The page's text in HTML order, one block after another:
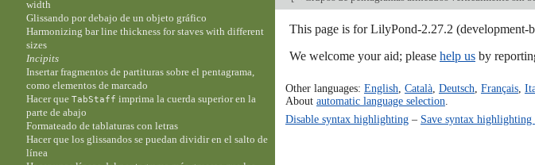
This page is for LilyPond-2.27.2 (development-
We welcome your aid; please help us by
Other languages: English Català, Deutsch Français,
About automatic language selection
Disable syntax highlighting– Save syntax highlighting
width
Glissando por debajo de un objeto gráfico
Harmonizing bar line thickness for staves with different
sizes
Incipits
Insertar fragmentos de partituras sobre el pentagrama,
como elementos de marcado
Hacer queTabStaff imprima la cuerda superior en la
parte de abajo
Formateado de tablaturas con letras
Hacer que los glissandos se puedan dividir en el salto de
línea